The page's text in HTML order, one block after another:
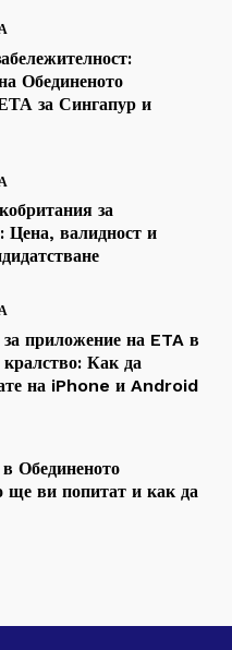
Обединеното
за Сингапур и
за
Цена, валидност и
за приложение на ETA в
Как да
на iPhone и Android
Обединеното
ще ви попитат и как да